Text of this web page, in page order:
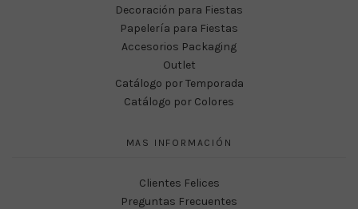
Decoración para Fiestas
Papelería para Fiestas
Accesorios Packaging
Outlet
Catálogo por Temporada
Catálogo por Colores
MAS INFORMACIÓN
Clientes Felices
Preguntas Frecuentes